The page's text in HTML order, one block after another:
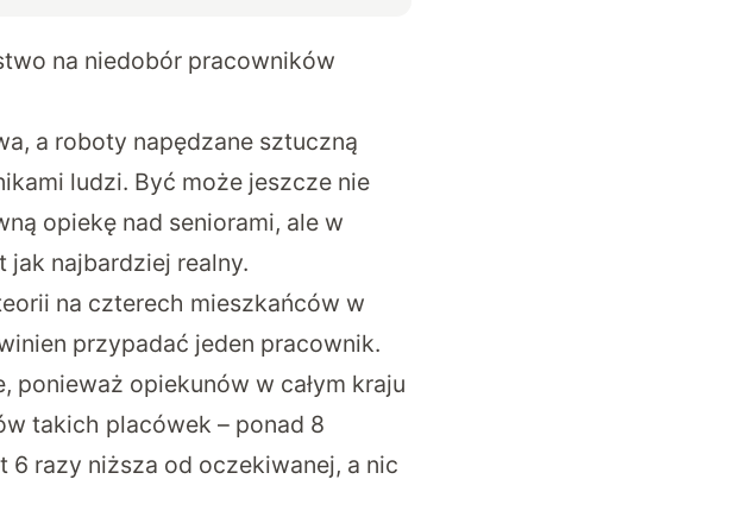
na niedobór pracowników
a roboty napędzane sztuczną
ludzi. Być może jeszcze nie
opiekę nad seniorami, ale w
jak najbardziej realny.
na czterech mieszkańców w
przypadać jeden pracownik.
ponieważ opiekunów w całym kraju
takich placówek – ponad 8
razy niższa od oczekiwanej, a nic